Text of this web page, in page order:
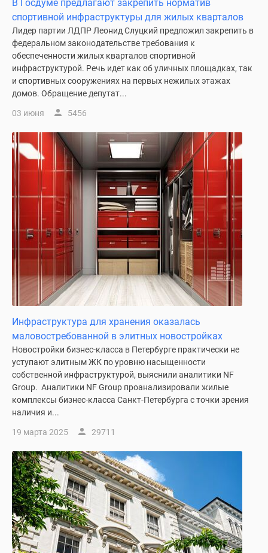
комнатные
более
Готовые
новостройки
комнатные
Военная
Покупателю
Новостройки
Санкт-
Петербурга
Видеообзор
новостроек
Семейная
ипотека
Аналитика
Панорамы
новостроек
комнатные
Субсидированная
застройщиком
Мнение
эксперта
Студии
Ипотечный
Новости
недвижимости
Новостройки
Ленинградской
области
ИТ-
ипотека
Квартиры
В Госдуме предлагают закрепить норматив
спортивной инфраструктуры для жилых кварталов
Лидер партии ЛДПР Леонид Слуцкий предложил закрепить в
федеральном законодательстве требования к
обеспеченности жилых кварталов спортивной
инфраструктурой. Речь идет как об уличных площадках, так
и спортивных сооружениях на первых нежилых этажах
домов. Обращение депутат...
03 июня 5456
Инфраструктура для хранения оказалась
маловостребованной в элитных новостройках
Новостройки бизнес-класса в Петербурге практически не
уступают элитным ЖК по уровню насыщенности
собственной инфраструктурой, выяснили аналитики NF
Group. Аналитики NF Group проанализировали жилые
комплексы бизнес-класса Санкт-Петербурга с точки зрения
наличия и...
19 марта 2025 29711